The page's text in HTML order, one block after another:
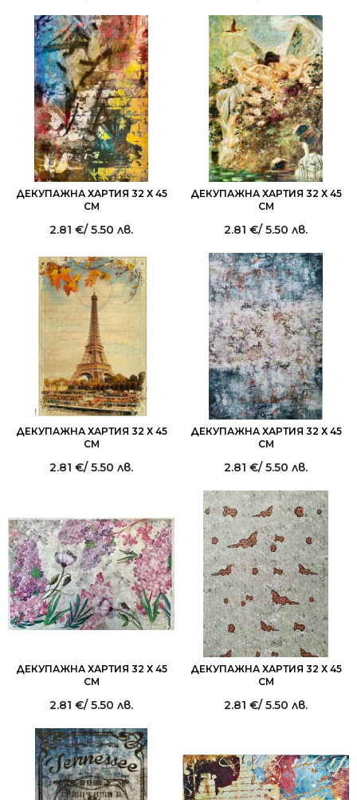
ДЕКУПАЖНА ХАРТИЯ 32 Х 45
СМ
2.81 €/ 5.50 лв.
ДЕКУПАЖНА ХАРТИЯ 32 Х 45
СМ
2.81 €/ 5.50 лв.
ДЕКУПАЖНА ХАРТИЯ 32 Х 45
СМ
2.81 €/ 5.50 лв.
ДЕКУПАЖНА ХАРТИЯ 32 Х 45
СМ
2.81 €/ 5.50 лв.
ДЕКУПАЖНА ХАРТИЯ 32 Х 45
СМ
2.81 €/ 5.50 лв.
ДЕКУПАЖНА ХАРТИЯ 32 Х 45
СМ
2.81 €/ 5.50 лв.